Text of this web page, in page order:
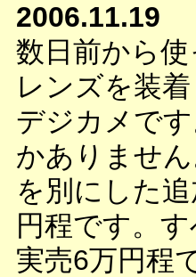
2006.11.19
数日前から
レンズを装
デジカメで
かありませ
を別にした
円程です。
実売6万円程